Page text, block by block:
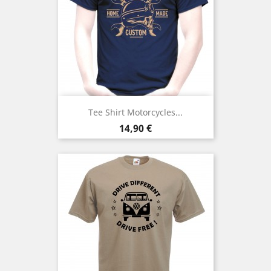
Tee Shirt Motorcycles...
Prix
14,90 €